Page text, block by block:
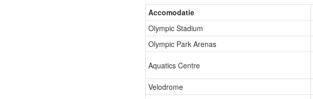
Accomodatie
Olympic Stadium
Olympic Park Arenas
Aquatics Centre
Velodrome